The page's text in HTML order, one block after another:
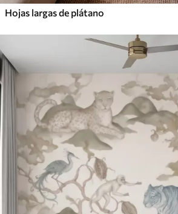
Hojas largas de plátano